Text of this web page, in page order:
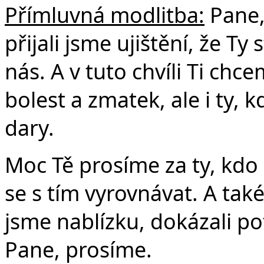
Přímluvná modlitba:
přijali jsme ujištění, že Ty
nás. A v tuto chvíli Ti
bolest a zmatek, ale i ty,
dary.
Moc Tě prosíme za ty,
se s tím vyrovnávat. A
jsme nablízku, dokázali
Pane, prosíme.